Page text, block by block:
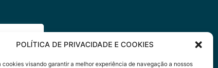
POLÍTICA DE PRIVACIDADE E COOKIES
cookies visando garantir a melhor experiência de navegação a nossos